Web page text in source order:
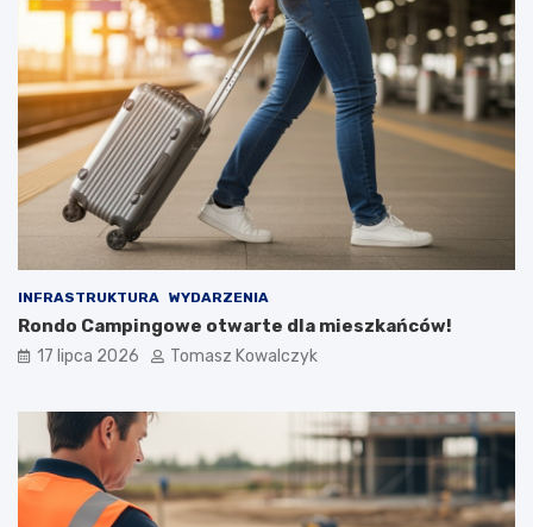
INFRASTRUKTURA WYDARZENIA
Rondo Campingowe otwarte dla mieszkańców!
17 lipca 2026 Tomasz Kowalczyk